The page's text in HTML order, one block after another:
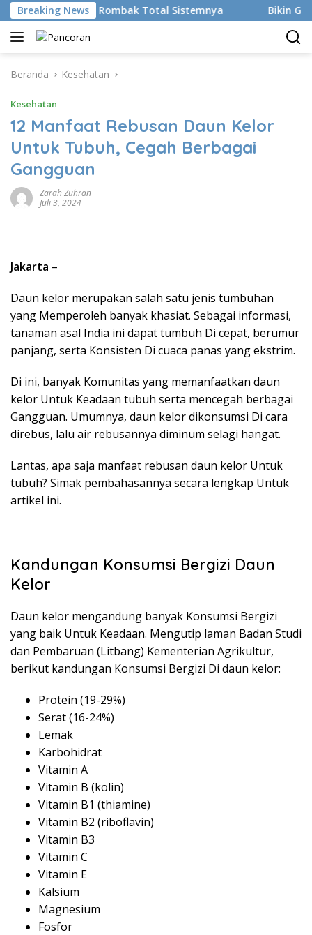
Langsung
ke
konten
Breaking News
Resmi Rombak Total Sistemnya Bikin Gen Z Minder,
Beranda Kesehatan
Kesehatan
12 Manfaat Rebusan Daun Kelor
Untuk Tubuh, Cegah Berbagai
Gangguan
Zarah Zuhran
Juli 3, 2024
Jakarta –
Daun kelor merupakan salah satu jenis tumbuhan
yang Memperoleh banyak khasiat. Sebagai informasi,
tanaman asal India ini dapat tumbuh Di cepat, berumur
panjang, serta Konsisten Di cuaca panas yang ekstrim.
Di ini, banyak Komunitas yang memanfaatkan daun
kelor Untuk Keadaan tubuh serta mencegah berbagai
Gangguan. Umumnya, daun kelor dikonsumsi Di cara
direbus, lalu air rebusannya diminum selagi hangat.
Lantas, apa saja manfaat rebusan daun kelor Untuk
tubuh? Simak pembahasannya secara lengkap Untuk
artikel ini.
Kandungan Konsumsi Bergizi Daun
Kelor
Daun kelor mengandung banyak Konsumsi Bergizi
yang baik Untuk Keadaan. Mengutip laman Badan Studi
dan Pembaruan (Litbang) Kementerian Agrikultur,
berikut kandungan Konsumsi Bergizi Di daun kelor:
Protein (19-29%)
Serat (16-24%)
Lemak
Karbohidrat
Vitamin A
Vitamin B (kolin)
Vitamin B1 (thiamine)
Vitamin B2 (riboflavin)
Vitamin B3
Vitamin C
Vitamin E
Kalsium
Magnesium
Fosfor